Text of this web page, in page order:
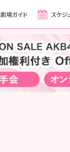
劇場ガイド スケジ